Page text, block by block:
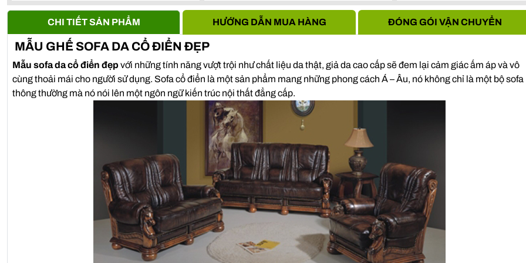
CHI TIẾT SẢN PHẨM HƯỚNG DẪN MUA HÀNG ĐÓNG GÓI VẬN CHUYỂN
MẪU GHẾ SOFA DA CỔ ĐIỂN ĐẸP
Mẫu sofa da cổ điển đẹpvới những tính năng vượt trội như chất liệu da thật, giả da cao cấp sẽ đem lại cảm giác ấm áp và vô
cùng thoải mái cho người sử dụng. Sofa cổ điển là một sản phẩm mang những phong cách Á – Âu, nó không chỉ là một bộ sofa
thông thường mà nó nói lên một ngôn ngữ kiến trúc nội thất đẳng cấp.